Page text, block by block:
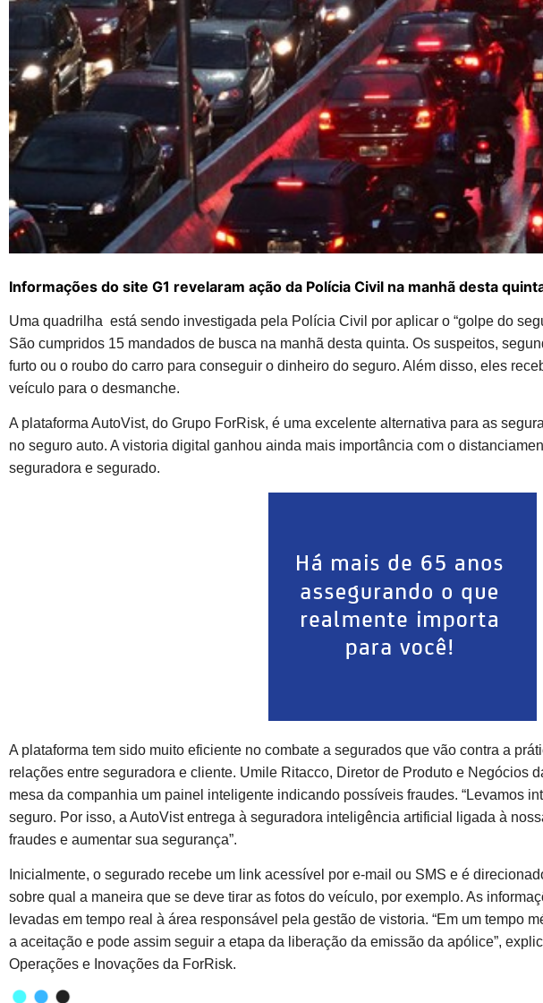
Informações do site G1 revelaram ação da Polícia Civil na manhã desta
Uma quadrilha está sendo investigada pela Polícia Civil por aplicar o “golpe do
São cumpridos 15 mandados de busca na manhã desta quinta. Os suspeitos,
furto ou o roubo do carro para conseguir o dinheiro do seguro. Além disso, eles
veículo para o desmanche.
A plataforma AutoVist, do Grupo ForRisk, é uma excelente alternativa para as
no seguro auto. A vistoria digital ganhou ainda mais importância com o
seguradora e segurado.
A plataforma tem sido muito eficiente no combate a segurados que vão contra a
relações entre seguradora e cliente. Umile Ritacco, Diretor de Produto e Negócios
mesa da companhia um painel inteligente indicando possíveis fraudes. “Levamos
seguro. Por isso, a AutoVist entrega à seguradora inteligência artificial ligada à
fraudes e aumentar sua segurança”.
Inicialmente, o segurado recebe um link acessível por e-mail ou SMS e é
sobre qual a maneira que se deve tirar as fotos do veículo, por exemplo. As
levadas em tempo real à área responsável pela gestão de vistoria. “Em um tempo
a aceitação e pode assim seguir a etapa da liberação da emissão da apólice”,
Operações e Inovações da ForRisk.